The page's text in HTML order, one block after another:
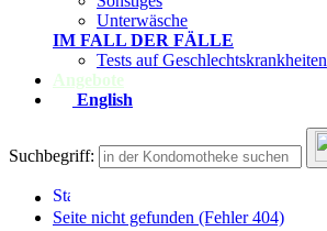
Unterwäsche
IM FALL DER FÄLLE
Tests auf Geschlechtskrankheiten
Angebote
English
Suchbegriff:
Seite nicht gefunden (Fehler 404)